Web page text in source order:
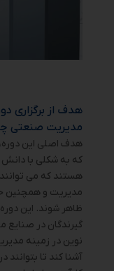
هدف از برگزاری
مدیریت صنعتی
هدف اصلی این
که به شکلی با
هستند که می
مدیریت و همچنین
ظاهر شوند. این
گیرندگان در صنایع
نوین در زمینه
آشنا کند تا